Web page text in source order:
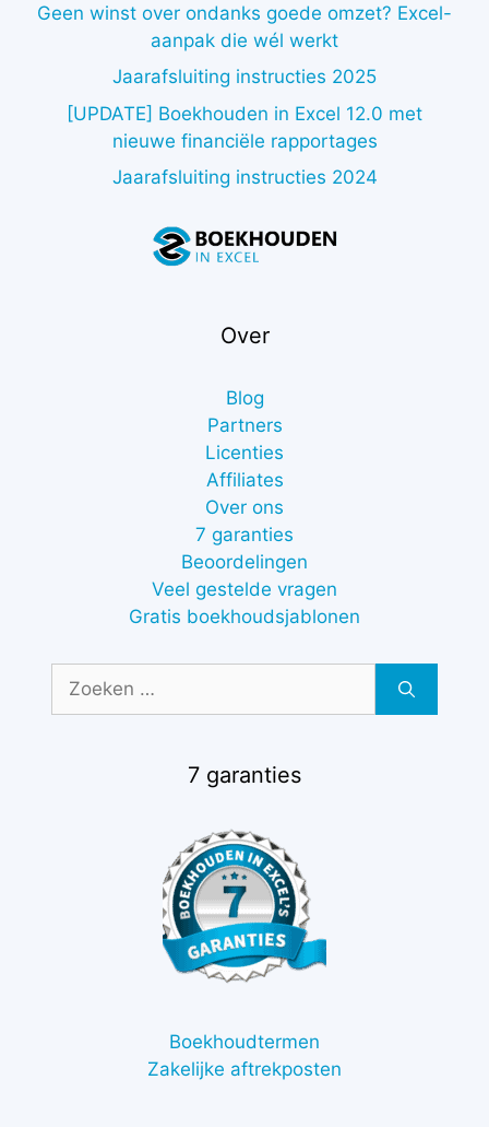
Geen winst over ondanks goede omzet? Excel-
aanpak die wél werkt
Jaarafsluiting instructies 2025
[UPDATE] Boekhouden in Excel 12.0 met
nieuwe financiële rapportages
Jaarafsluiting instructies 2024
Over
Blog
Partners
Licenties
Affiliates
Over ons
7 garanties
Beoordelingen
Veel gestelde vragen
Gratis boekhoudsjablonen
Zoek
7 garanties
Boekhoudtermen
Zakelijke aftrekposten